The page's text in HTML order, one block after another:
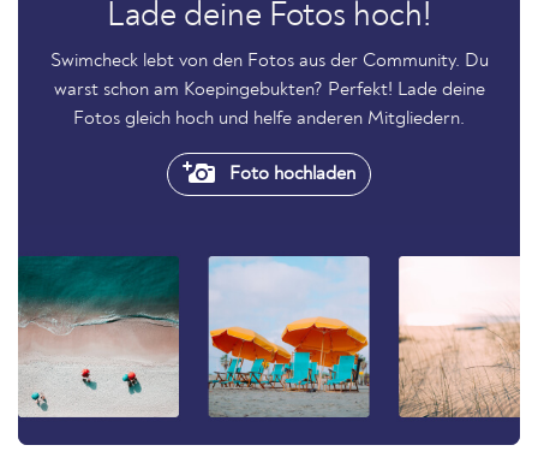
Lade deine Fotos hoch!
Swimcheck lebt von den Fotos aus der Community. Du
warst schon am Koepingebukten? Perfekt! Lade deine
Fotos gleich hoch und helfe anderen Mitgliedern.
Foto hochladen